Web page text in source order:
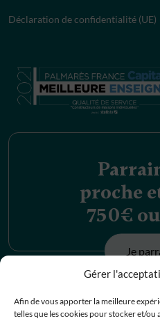
Gérer
Afin de vous apporter la meilleure
telles que les cookies pour stocker et/
Déclaration de confidentialité (UE)
proche
750€
Je